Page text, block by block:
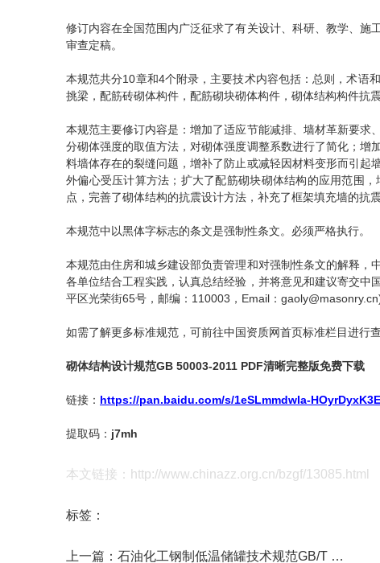
修订内容在全国范围内广泛征求了有关设计、科研、教学、
审查定稿。
本规范共分10章和4个附录，主要技术内容包括：总则，术语
挑梁，配筋砖砌体构件，配筋砌块砌体构件，砌体结构构件抗震
本规范主要修订内容是：增加了适应节能减排、墙材革新要
分砌体强度的取值方法，对砌体强度调整系数进行了简化；
料墙体存在的裂缝问题，增补了防止或减轻因材料变形而引
外偏心受压计算方法；扩大了配筋砌块砌体结构的应用范围
点，完善了砌体结构的抗震设计方法，补充了框架填充墙的抗震
本规范中以黑体字标志的条文是强制性条文。必须严格执行。
本规范由住房和城乡建设部负责管理和对强制性条文的解释
各单位结合工程实践，认真总结经验，并将意见和建议寄交
平区光荣街65号，邮编：110003，Email：
如需了解更多标准规范，可前往中国资质网首页标准栏目进行
砌体结构设计规范GB 50003-2011 PDF清晰完整版免费下载
链接： https://pan.baidu.com/s/1eSLmmdwIa-
提取码： j7mh
本文链接：http://www.chinazz.org.cn/bzgf/13085.html
标签：
上一篇： 石油化工钢制低温储罐技术规范GB/T 50938-2013 PDF免费下载清晰完整版